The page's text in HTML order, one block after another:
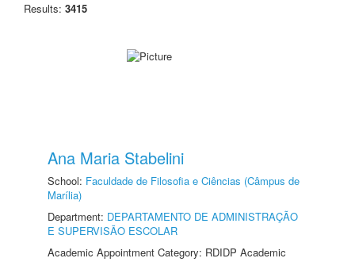
Results: 3415
Ana Maria Stabelini
School: Faculdade de Filosofia e Ciências (Câmpus de
Marília)
Department: DEPARTAMENTO DE ADMINISTRAÇÃO
E SUPERVISÃO ESCOLAR
Academic Appointment Category: RDIDP Academic